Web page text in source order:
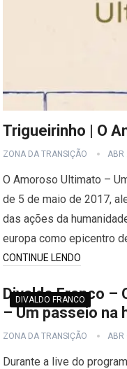
Trigueirinho | O
ZONA DA TRANSIÇÃO ABR
O Amoroso Ultimato –
de 5 de maio de 2017,
das ações da
europa como epicentro
CONTINUE LENDO
DIVALDO FRANCO
Divaldo Franco –
– Um passeio na
ZONA DA TRANSIÇÃO ABR
Durante a live do